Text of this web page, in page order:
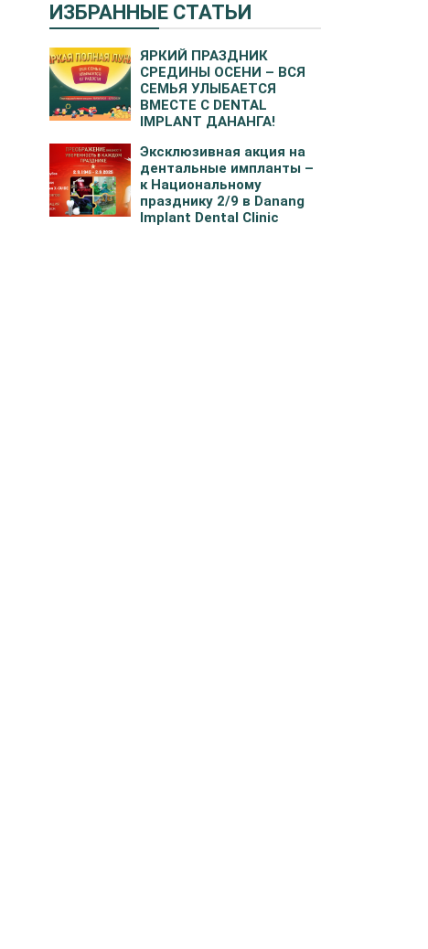
ИЗБРАННЫЕ СТАТЬИ
ЯРКИЙ ПРАЗДНИК
СРЕДИНЫ ОСЕНИ – ВСЯ
СЕМЬЯ УЛЫБАЕТСЯ
ВМЕСТЕ С DENTAL
IMPLANT ДАНАНГА!
Эксклюзивная акция на
дентальные импланты –
к Национальному
празднику 2/9 в Danang
Implant Dental Clinic